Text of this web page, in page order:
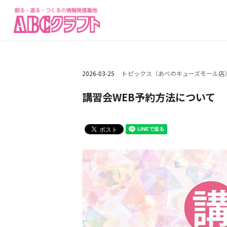
2026-03-25 トピックス（あべのキューズモール店
講習会WEB予約方法について